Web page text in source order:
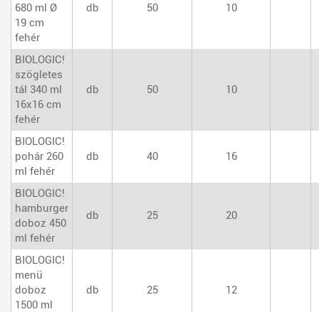
680 ml Ø
19 cm
fehér
db 50 10
BIOLOGIC!
szögletes
tál 340 ml
16x16 cm
fehér
db 50 10
BIOLOGIC!
pohár 260
ml fehér
db 40 16
BIOLOGIC!
hamburger
doboz 450
ml fehér
db 25 20
BIOLOGIC!
menü
doboz
1500 ml
db 25 12